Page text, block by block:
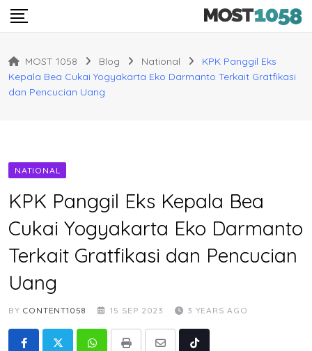
Skip
MOST 1058 Blog National
KPK Panggil Eks
Kepala Bea Cukai Yogyakarta Eko Darmanto Terkait Gratfikasi
dan Pencucian Uang
NATIONAL
KPK Panggil Eks Kepala Bea
Cukai Yogyakarta Eko Darmanto
Terkait Gratfikasi dan Pencucian
Uang
BY CONTENT1058 15 SEP 2023 3 YEARS AGO